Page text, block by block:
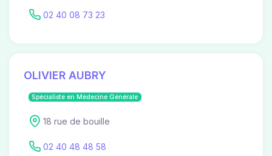
02 40 08 73 23
OLIVIER AUBRY
Spécialiste en Médecine Générale
18 rue de bouille
02 40 48 48 58